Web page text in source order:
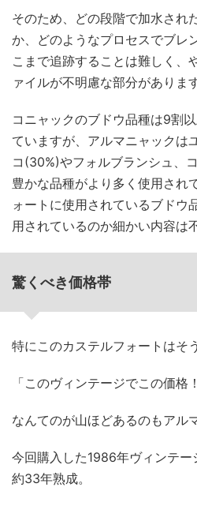
そのため、どの段階で加水され
か、どのようなプロセスでブレ
こまで追跡することは難しく、
ァイルが不明慮な部分があります
コニャックのブドウ品種は9割
ていますが、アルマニャックは
コ(30%)やフォルブランシュ、
豊かな品種がより多く使用され
ォートに使用されているブドウ
用されているのか細かい内容は
驚くべき価格帯
特にこのカステルフォートはそ
「このヴィンテージでこの価格
なんてのが山ほどあるのもアル
今回購入した1986年ヴィンテ
約33年熟成。